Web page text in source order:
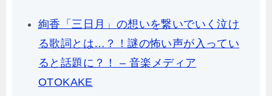
絢香「三日月」の想いを繋いでいく泣け
る歌詞とは…？！謎の怖い声が入ってい
ると話題に？！ – 音楽メディア
OTOKAKE